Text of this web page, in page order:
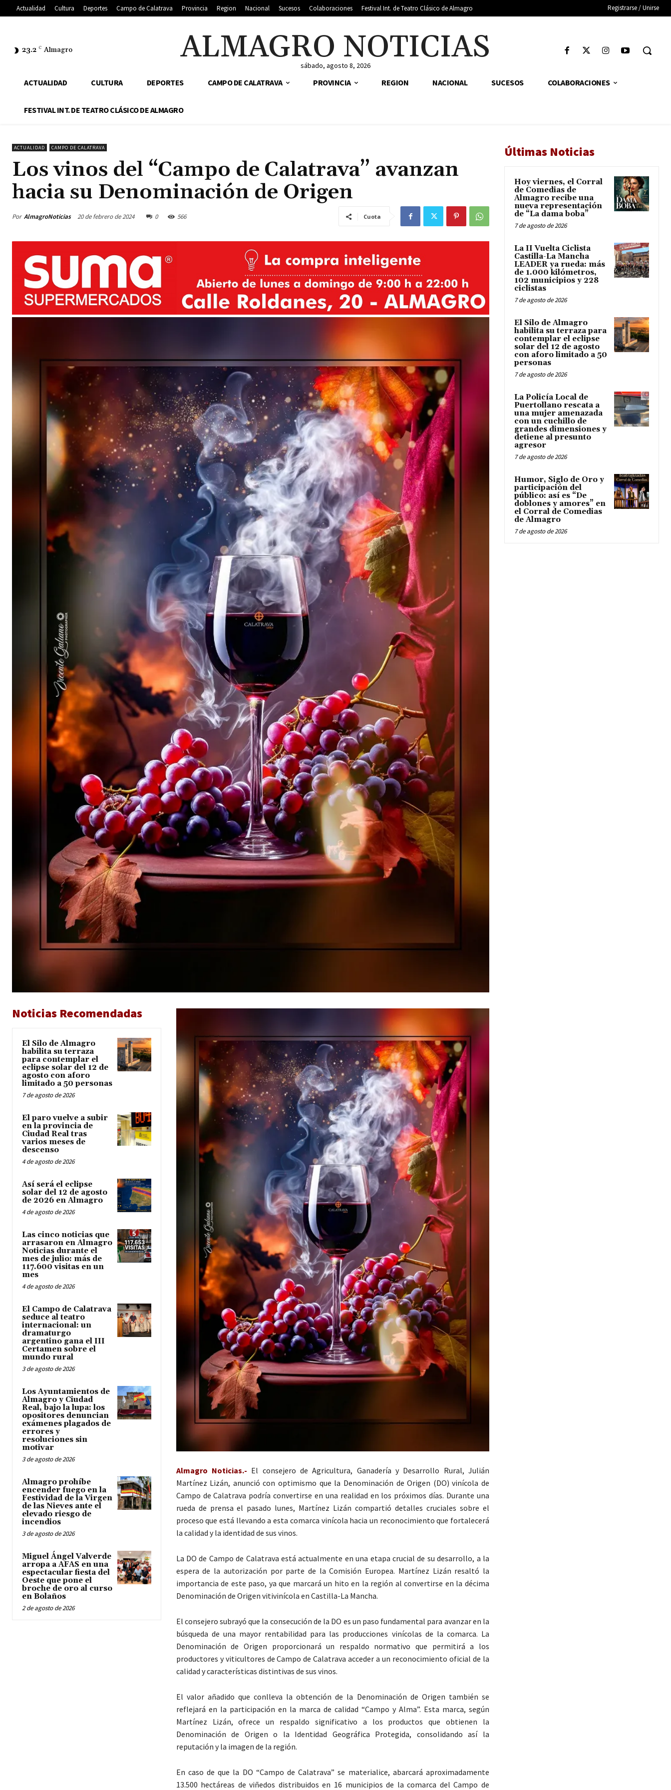
Actualidad Cultura Deportes Campo de Calatrava Provincia Region Nacional Sucesos Colaboraciones Festival Int. de Teatro Clásico de Almagro Registrarse / Unirse
23.2 C Almagro ALMAGRO NOTICIAS
sábado, agosto 8, 2026
ACTUALIDAD CULTURA DEPORTES CAMPO DE CALATRAVA PROVINCIA REGION NACIONAL SUCESOS COLABORACIONES
FESTIVAL INT. DE TEATRO CLÁSICO DE ALMAGRO
ACTUALIDAD CAMPO DE CALATRAVA
Los vinos del “Campo de Calatrava” avanzan
hacia su Denominación de Origen
Por AlmagroNoticias 20 de febrero de 2024 0 566 Cuota
Noticias Recomendadas
El Silo de Almagro
habilita su terraza
para contemplar el
eclipse solar del 12 de
agosto con aforo
limitado a 50 personas
7 de agosto de 2026
El paro vuelve a subir
en la provincia de
Ciudad Real tras
varios meses de
descenso
4 de agosto de 2026
Así será el eclipse
solar del 12 de agosto
de 2026 en Almagro
4 de agosto de 2026
Las cinco noticias que
arrasaron en Almagro
Noticias durante el
mes de julio: más de
117.600 visitas en un
mes
4 de agosto de 2026
El Campo de Calatrava
seduce al teatro
internacional: un
dramaturgo
argentino gana el III
Certamen sobre el
mundo rural
3 de agosto de 2026
Los Ayuntamientos de
Almagro y Ciudad
Real, bajo la lupa: los
opositores denuncian
exámenes plagados de
errores y
resoluciones sin
motivar
3 de agosto de 2026
Almagro prohíbe
encender fuego en la
Festividad de la Virgen
de las Nieves ante el
elevado riesgo de
incendios
3 de agosto de 2026
Miguel Ángel Valverde
arropa a AFAS en una
espectacular fiesta del
Oeste que pone el
broche de oro al curso
en Bolaños
2 de agosto de 2026
Almagro Noticias.- El consejero de Agricultura, Ganadería y Desarrollo Rural, Julián
Martínez Lizán, anunció con optimismo que la Denominación de Origen (DO) vinícola de
Campo de Calatrava podría convertirse en una realidad en los próximos días. Durante una
rueda de prensa el pasado lunes, Martínez Lizán compartió detalles cruciales sobre el
proceso que está llevando a esta comarca vinícola hacia un reconocimiento que fortalecerá
la calidad y la identidad de sus vinos.
La DO de Campo de Calatrava está actualmente en una etapa crucial de su desarrollo, a la
espera de la autorización por parte de la Comisión Europea. Martínez Lizán resaltó la
importancia de este paso, ya que marcará un hito en la región al convertirse en la décima
Denominación de Origen vitivinícola en Castilla-La Mancha.
El consejero subrayó que la consecución de la DO es un paso fundamental para avanzar en la
búsqueda de una mayor rentabilidad para las producciones vinícolas de la comarca. La
Denominación de Origen proporcionará un respaldo normativo que permitirá a los
productores y viticultores de Campo de Calatrava acceder a un reconocimiento oficial de la
calidad y características distintivas de sus vinos.
El valor añadido que conlleva la obtención de la Denominación de Origen también se
reflejará en la participación en la marca de calidad “Campo y Alma”. Esta marca, según
Martínez Lizán, ofrece un respaldo significativo a los productos que obtienen la
Denominación de Origen o la Identidad Geográfica Protegida, consolidando así la
reputación y la imagen de la región.
En caso de que la DO “Campo de Calatrava” se materialice, abarcará aproximadamente
13.500 hectáreas de viñedos distribuidos en 16 municipios de la comarca del Campo de
Últimas Noticias
Hoy viernes, el Corral
de Comedias de
Almagro recibe una
nueva representación
de “La dama boba”
7 de agosto de 2026
La II Vuelta Ciclista
Castilla-La Mancha
LEADER ya rueda: más
de 1.000 kilómetros,
102 municipios y 228
ciclistas
7 de agosto de 2026
El Silo de Almagro
habilita su terraza para
contemplar el eclipse
solar del 12 de agosto
con aforo limitado a 50
personas
7 de agosto de 2026
La Policía Local de
Puertollano rescata a
una mujer amenazada
con un cuchillo de
grandes dimensiones y
detiene al presunto
agresor
7 de agosto de 2026
Humor, Siglo de Oro y
participación del
público: así es “De
doblones y amores” en
el Corral de Comedias
de Almagro
7 de agosto de 2026